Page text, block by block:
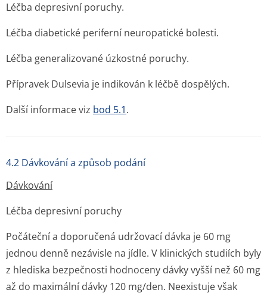
Léčba depresivní poruchy.
Léčba diabetické periferní neuropatické bolesti.
Léčba generalizované úzkostné poruchy.
Přípravek Dulsevia je indikován k léčbě dospělých.
Další informace viz bod 5.1.
4.2 Dávkování a způsob podání
Dávkování
Léčba depresivní poruchy
Počáteční a doporučená udržovací dávka je 60 mg
jednou denně nezávisle na jídle. V klinických studiích byly
z hlediska bezpečnosti hodnoceny dávky vyšší než 60 mg
až do maximální dávky 120 mg/den. Neexistuje však